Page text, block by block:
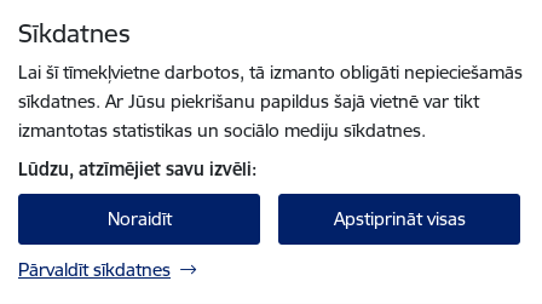
Sīkdatnes
Lai šī tīmekļvietne darbotos, tā izmanto obligāti nepieciešamās
sīkdatnes. Ar Jūsu piekrišanu papildus šajā vietnē var tikt
izmantotas statistikas un sociālo mediju sīkdatnes.
Lūdzu, atzīmējiet savu izvēli:
Noraidīt Apstiprināt visas
Pārvaldīt sīkdatnes